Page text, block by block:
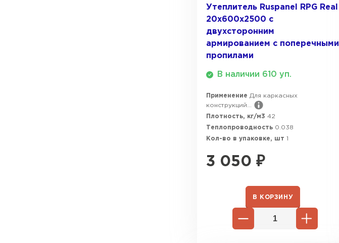
Утеплитель Ruspanel RPG Real
20х600х2500 с
двухсторонним
армированием с поперечными
пропилами
В наличии 610 уп.
Применение Для каркасных
конструкций...
Плотность, кг/м3 42
Теплопроводность 0.038
Кол-во в упаковке, шт 1
3 050 ₽
В КОРЗИНУ